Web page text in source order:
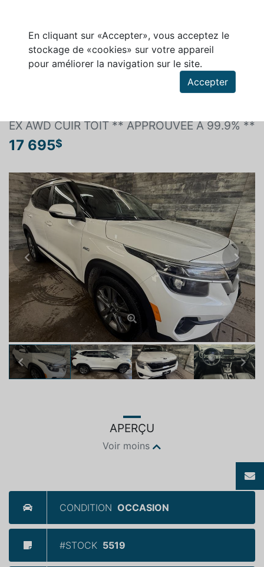
En cliquant sur «Accepter», vous acceptez le
stockage de «cookies» sur votre appareil
pour améliorer la navigation sur le site.
Accepter
EX AWD CUIR TOIT ** APPROUVÉE À 99.9% **
17 695$
Previous Next
Previous Next
APERÇU
Voir moins
CONDITION OCCASION
#STOCK 5519